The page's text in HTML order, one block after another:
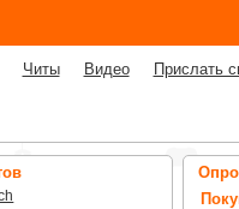
Читы Видео Прислать